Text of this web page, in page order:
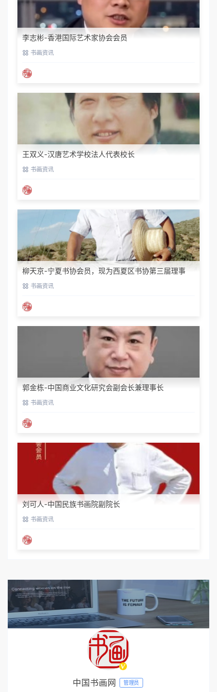
李志彬-香港国际艺术家协会会员
书画资讯
王双义-汉唐艺术学校法人代表校长
书画资讯
柳天京-宁夏书协会员，现为西夏区书协第三届理事
书画资讯
郭金栋-中国商业文化研究会副会长兼理事长
书画资讯
刘可人-中国民族书画院副院长
书画资讯
中国书画网 管理员